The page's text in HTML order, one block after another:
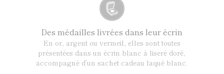
Des médailles livrées dans leur écrin
En or, argent ou vermeil, elles sont toutes
présentées dans un écrin blanc à liseré doré,
accompagné d’un sachet cadeau laqué blanc.